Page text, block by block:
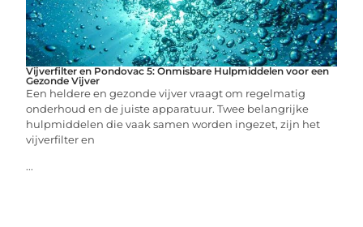
Vijverfilter en Pondovac 5: Onmisbare Hulpmiddelen voor een
Gezonde Vijver
Een heldere en gezonde vijver vraagt om regelmatig
onderhoud en de juiste apparatuur. Twee belangrijke
hulpmiddelen die vaak samen worden ingezet, zijn het
vijverfilter en
...